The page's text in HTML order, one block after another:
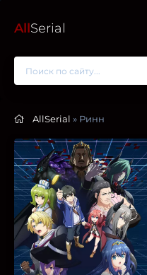
AllSerial
AllSerial » Ринн